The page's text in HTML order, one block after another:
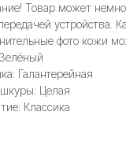
Товар может
устройства.
фото кожи
Галантерейная
Целая
Классика